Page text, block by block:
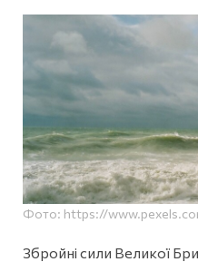
Фото: https://
Збройні сили Великої